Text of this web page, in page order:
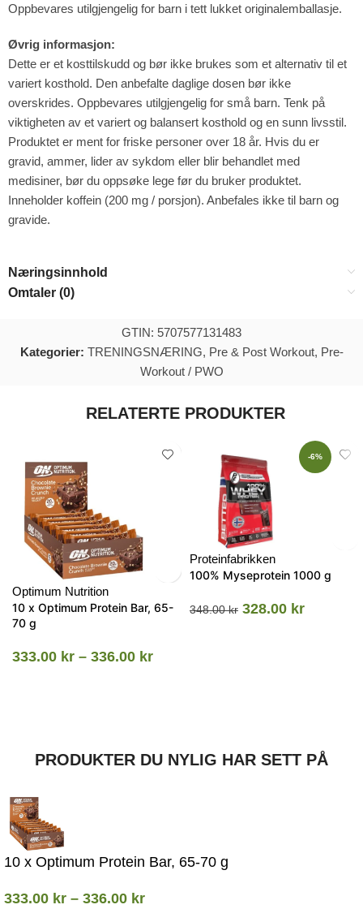
Oppbevares utilgjengelig for barn i tett lukket originalemballasje.
Øvrig informasjon:
Dette er et kosttilskudd og bør ikke brukes som et alternativ til et
variert kosthold. Den anbefalte daglige dosen bør ikke
overskrides. Oppbevares utilgjengelig for små barn. Tenk på
viktigheten av et variert og balansert kosthold og en sunn livsstil.
Produktet er ment for friske personer over 18 år. Hvis du er
gravid, ammer, lider av sykdom eller blir behandlet med
medisiner, bør du oppsøke lege før du bruker produktet.
Inneholder koffein (200 mg / porsjon). Anbefales ikke til barn og
gravide.
Næringsinnhold
Omtaler (0)
GTIN: 5707577131483
Kategorier: TRENINGSNÆRING, Pre & Post Workout, Pre-
Workout / PWO
RELATERTE PRODUKTER
Optimum Nutrition
10 x Optimum Protein Bar, 65-
70 g
333.00 kr – 336.00 kr
-6%
Proteinfabrikken
100% Myseprotein 1000 g
348.00kr 328.00 kr
PRODUKTER DU NYLIG HAR SETT PÅ
10 x Optimum Protein Bar, 65-70 g
333.00 kr – 336.00 kr